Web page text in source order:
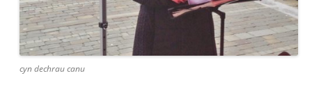
cyn dechrau canu